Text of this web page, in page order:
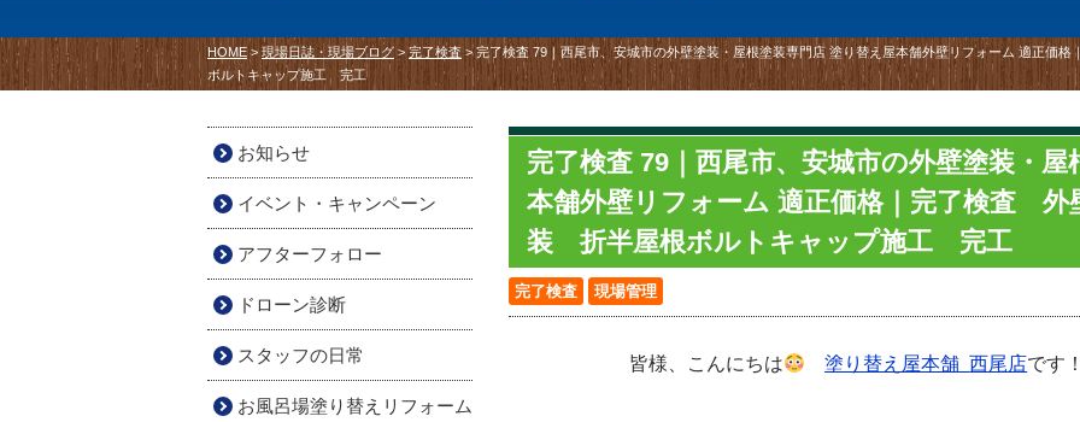
HOME> 現場日誌・現場ブログ > 完了検査 >完了検査 79｜西尾市、安城市の外壁塗装・屋根塗装専門店 塗り替え屋本舗外壁リフォーム 適正
ボルトキャップ施工 完工
完了検査 79｜西尾市、安城市の外壁塗装・
本舗外壁リフォーム 適正価格｜完了検査
装 折半屋根ボルトキャップ施工 完工
完了検査 現場管理
皆様、こんにちは 塗り替え屋本舗西尾店です
お知らせ
イベント・キャンペーン
アフターフォロー
ドローン診断
スタッフの日常
お風呂場塗り替えリフォーム